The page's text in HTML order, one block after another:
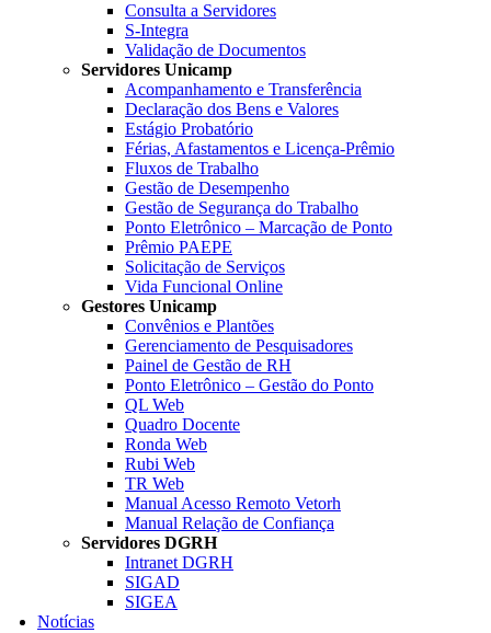
Consulta a Servidores
S-Integra
Validação de Documentos
Servidores Unicamp
Acompanhamento e Transferência
Declaração dos Bens e Valores
Estágio Probatório
Férias, Afastamentos e Licença-Prêmio
Fluxos de Trabalho
Gestão de Desempenho
Gestão de Segurança do Trabalho
Ponto Eletrônico – Marcação de Ponto
Prêmio PAEPE
Solicitação de Serviços
Vida Funcional Online
Gestores Unicamp
Convênios e Plantões
Gerenciamento de Pesquisadores
Painel de Gestão de RH
Ponto Eletrônico – Gestão do Ponto
QL Web
Quadro Docente
Ronda Web
Rubi Web
TR Web
Manual Acesso Remoto Vetorh
Manual Relação de Confiança
Servidores DGRH
Intranet DGRH
SIGAD
SIGEA
Notícias